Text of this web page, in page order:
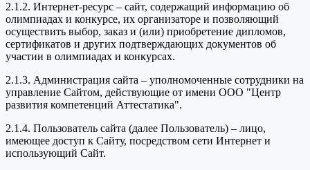
2.1.2. Интернет-ресурс – сайт, содержащий информацию об
олимпиадах и конкурсе, их организаторе и позволяющий
осуществить выбор, заказ и (или) приобретение дипломов,
сертификатов и других подтверждающих документов об
участии в олимпиадах и конкурсах.
2.1.3. Администрация сайта – уполномоченные сотрудники на
управление Сайтом, действующие от имени ООО "Центр
развития компетенций Аттестатика".
2.1.4. Пользователь сайта (далее Пользователь) – лицо,
имеющее доступ к Сайту, посредством сети Интернет и
использующий Сайт.